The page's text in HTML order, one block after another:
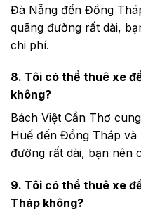
Đà Nẵng đến Đồng
quãng đường rất dài,
chi phí.
8. Tôi có thể thuê xe
không?
Bách Việt Cần Thơ
Huế đến Đồng Tháp và
đường rất dài, bạn nên
9. Tôi có thể thuê xe
Tháp không?